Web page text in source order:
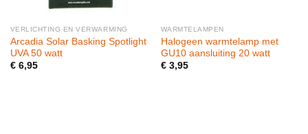
VERLICHTING EN VERWARMING
Arcadia Solar Basking Spotlight
UVA 50 watt
€6,95
WARMTELAMPEN
Halogeen warmtelamp met
GU10 aansluiting 20 watt
€3,95